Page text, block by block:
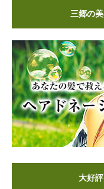
三郷の
大好